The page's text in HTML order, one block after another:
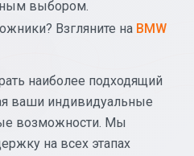
выбором.
Взгляните на BMW
наиболее подходящий
ваши индивидуальные
возможности. Мы
на всех этапах